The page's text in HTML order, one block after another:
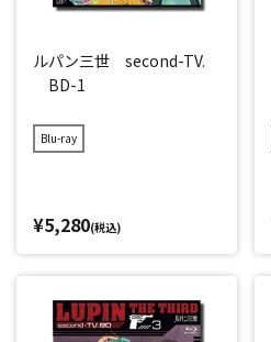
ルパン三世 second-TV.
BD-1
Blu-ray
¥5,280(税込)